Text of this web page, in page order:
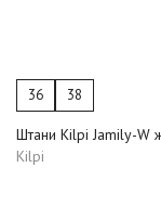
36 38
Штани Kilpi Jamily-W
Kilpi